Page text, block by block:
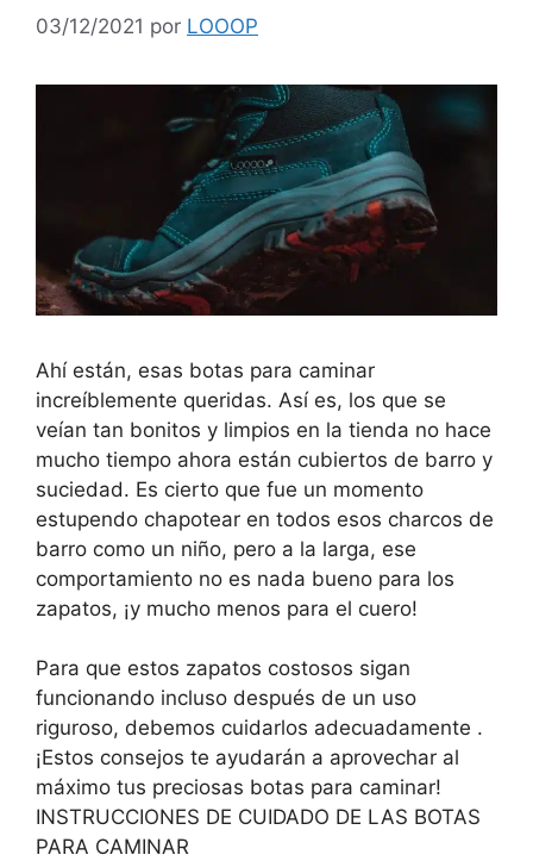
03/12/2021 por LOOOP
Ahí están, esas botas para caminar
increíblemente queridas. Así es, los que se
veían tan bonitos y limpios en la tienda no hace
mucho tiempo ahora están cubiertos de barro y
suciedad. Es cierto que fue un momento
estupendo chapotear en todos esos charcos de
barro como un niño, pero a la larga, ese
comportamiento no es nada bueno para los
zapatos, ¡y mucho menos para el cuero!
Para que estos zapatos costosos sigan
funcionando incluso después de un uso
riguroso, debemos cuidarlos adecuadamente .
¡Estos consejos te ayudarán a aprovechar al
máximo tus preciosas botas para caminar!
INSTRUCCIONES DE CUIDADO DE LAS BOTAS
PARA CAMINAR